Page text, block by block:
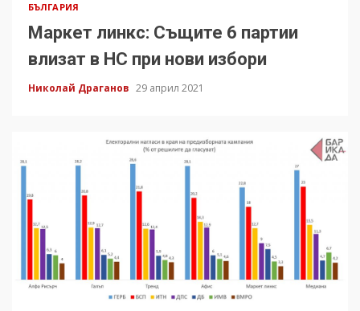
БЪЛГАРИЯ
Маркет линкс: Същите 6 партии
влизат в НС при нови избори
Николай Драганов 29 април 2021